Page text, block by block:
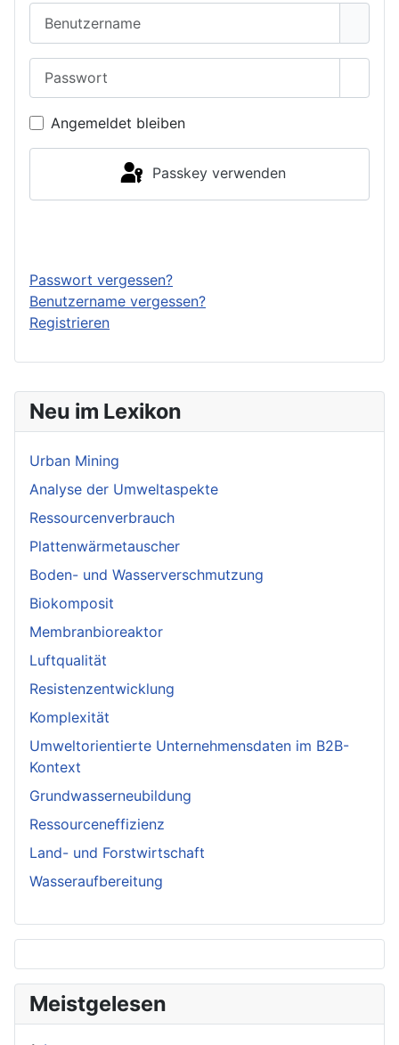
Neu im Lexikon
Urban Mining
Analyse der Umweltaspekte
Ressourcenverbrauch
Plattenwärmetauscher
Boden- und Wasserverschmutzung
Biokomposit
Membranbioreaktor
Luftqualität
Resistenzentwicklung
Komplexität
Umweltorientierte Unternehmensdaten im B2B-
Kontext
Grundwasserneubildung
Ressourceneffizienz
Land- und Forstwirtschaft
Wasseraufbereitung
Meistgelesen
Angemeldet bleiben
Passkey verwenden
Passwort vergessen?
Benutzername vergessen?
Registrieren